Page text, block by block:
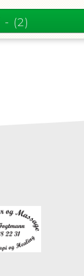
- (2)